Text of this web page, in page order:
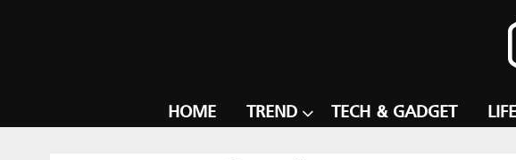
HOME TREND TECH & GADGET